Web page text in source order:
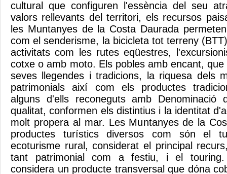
cultural que configuren l'essència del seu
valors rellevants del territori, els recursos
les Muntanyes de la Costa Daurada
com el senderisme, la bicicleta tot terreny
activitats com les rutes eqüestres,
cotxe o amb moto. Els pobles amb encant,
seves llegendes i tradicions, la riquesa dels
patrimonials així com els productes
alguns d'ells reconeguts amb Denominació
qualitat, conformen els distintius i la identitat
molt propera al mar. Les Muntanyes de la
productes turístics diversos com són el
ecoturisme rural, considerat el principal
tant patrimonial com a festiu, i el
considera un producte transversal que dóna